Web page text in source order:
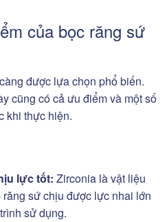
của bọc răng sứ
được lựa chọn phổ biến.
cũng có cả ưu điểm và một số
khi thực hiện.
lực tốt: Zirconia là vật liệu
sứ chịu được lực nhai lớn
sử dụng.